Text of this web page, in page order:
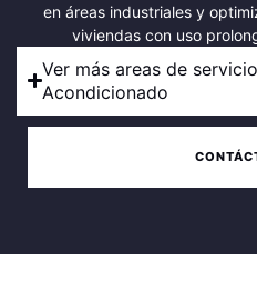
en áreas industriales y
viviendas con uso
Ver más areas de
Acondicionado